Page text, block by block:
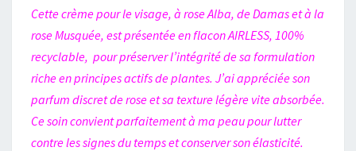
Cette crème pour le visage, à rose Alba, de Damas et à la
rose Musquée, est présentée en flacon AIRLESS, 100%
recyclable, pour préserver l’intégrité de sa formulation
riche en principes actifs de plantes. J’ai appréciée son
parfum discret de rose et sa texture légère vite absorbée.
Ce soin convient parfaitement à ma peau pour lutter
contre les signes du temps et conserver son élasticité.